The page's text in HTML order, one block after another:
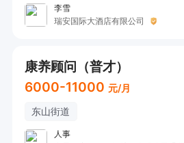
李雪
瑞安国际大酒店有限公司
康养顾问（普才）
6000-11000 元/月
东山街道
人事